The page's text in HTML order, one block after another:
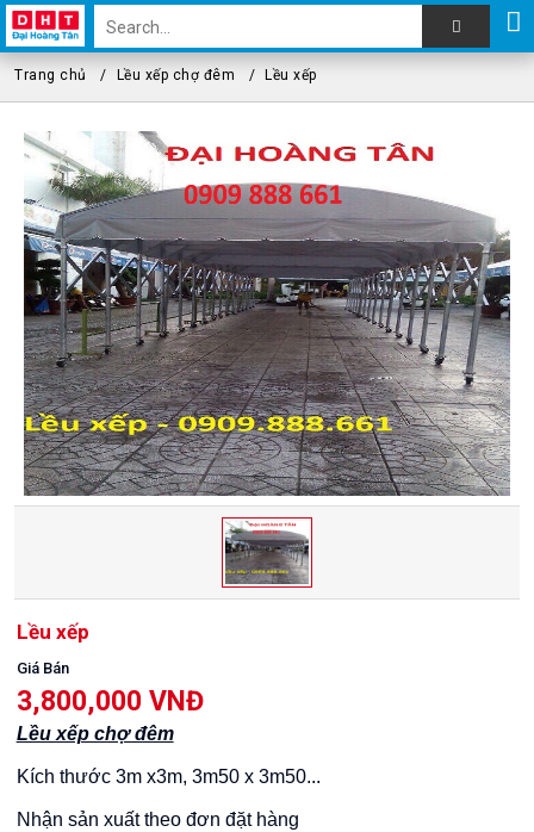
Trang chủ Lều xếp chợ đêm Lều xếp
Lều xếp
Giá Bán
3,800,000 VNĐ
Lều xếp chợ đêm
Kích thước 3m x3m, 3m50 x 3m50...
Nhận sản xuất theo đơn đặt hàng